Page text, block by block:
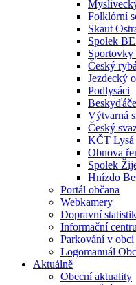
Folklórní
Skaut
Spolek
Sportovky
Český
Jezdecký
Podlysáci
Výtvarná
Český
KČT Lysá
Obnova
Spolek
Hnízdo
Portál občana
Webkamery
Dopravní
Informační
Parkování v obci
Logomanuál
Aktuálně
Obecní aktuality